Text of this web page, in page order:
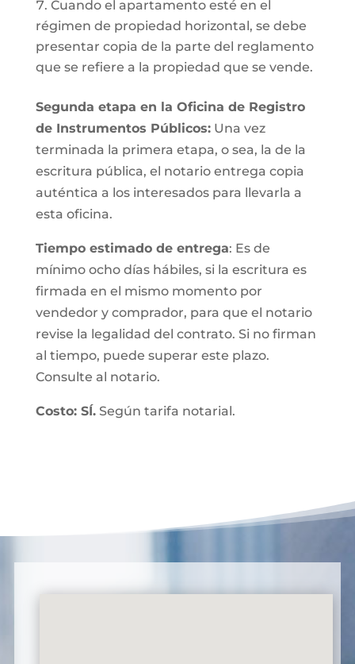
Cuando el apartamento esté en el
régimen de propiedad horizontal, se debe
presentar copia de la parte del reglamento
que se refiere a la propiedad que se vende.
Segunda etapa en la Oficina de Registro
de Instrumentos Públicos:Una vez
terminada la primera etapa, o sea, la de la
escritura pública, el notario entrega copia
auténtica a los interesados para llevarla a
esta oficina.
Tiempo estimado de entrega: Es de
mínimo ocho días hábiles, si la escritura es
firmada en el mismo momento por
vendedor y comprador, para que el notario
revise la legalidad del contrato. Si no firman
al tiempo, puede superar este plazo.
Consulte al notario.
Costo: SÍ.Según tarifa notarial.